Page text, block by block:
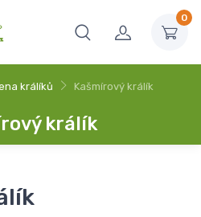
0
králíků Kašmírový králík
králík